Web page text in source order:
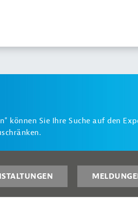
können Sie Ihre Suche auf den